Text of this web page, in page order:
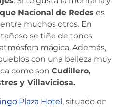
Nacional de Redes es
muchos otros. En
se tiñe de tonos
mágica. Además,
con una belleza muy
como son Cudillero,
y Villaviciosa.
Plaza Hotel, situado en